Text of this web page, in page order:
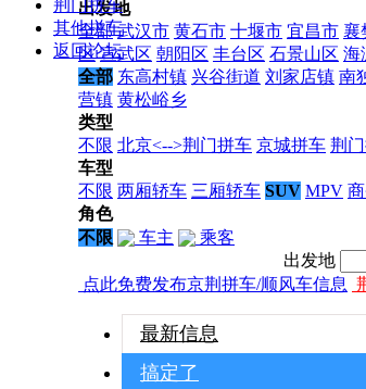
荆门拼车
其他拼车
返回论坛
出发地
全部 武汉市 黄石市 十堰市 宜昌市 襄
区 宣武区 朝阳区 丰台区 石景山区 海
全部 东高村镇 兴谷街道 刘家店镇 南
营镇 黄松峪乡
类型
不限 北京<-->荆门拼车 京城拼车 荆
车型
不限 两厢轿车 三厢轿车 SUV MPV
角色
不限
车主
乘客
出发地
点此免费发布京荆拼车/顺风车信息
最新信息
搞定了